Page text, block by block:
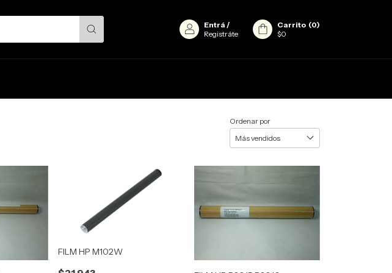
Entrá /
Registráte
Carrito (0)
$0
Ordenar por
FILM HP M102W